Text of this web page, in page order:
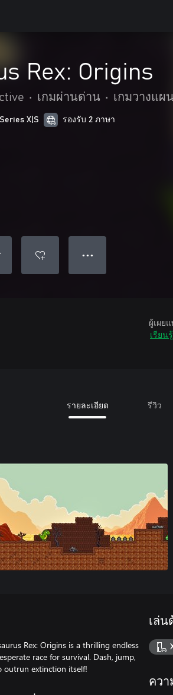
Rex: Origins
• เกมผ่านด่าน • เกมวางแผน
X|S รองรับ 2 ภาษา
● ● ●
ผู้เผย
เรียน
รายละเอียด รีวิว
Rex: Origins is a thrilling endless
race for survival. Dash, jump,
outrun extinction itself!
เล่น
ควา